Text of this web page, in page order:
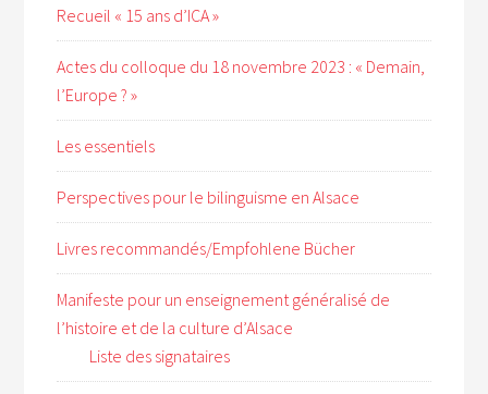
Recueil « 15 ans d’ICA »
Actes du colloque du 18 novembre 2023 : « Demain,
l’Europe ? »
Les essentiels
Perspectives pour le bilinguisme en Alsace
Livres recommandés/Empfohlene Bücher
Manifeste pour un enseignement généralisé de
l’histoire et de la culture d’Alsace
Liste des signataires